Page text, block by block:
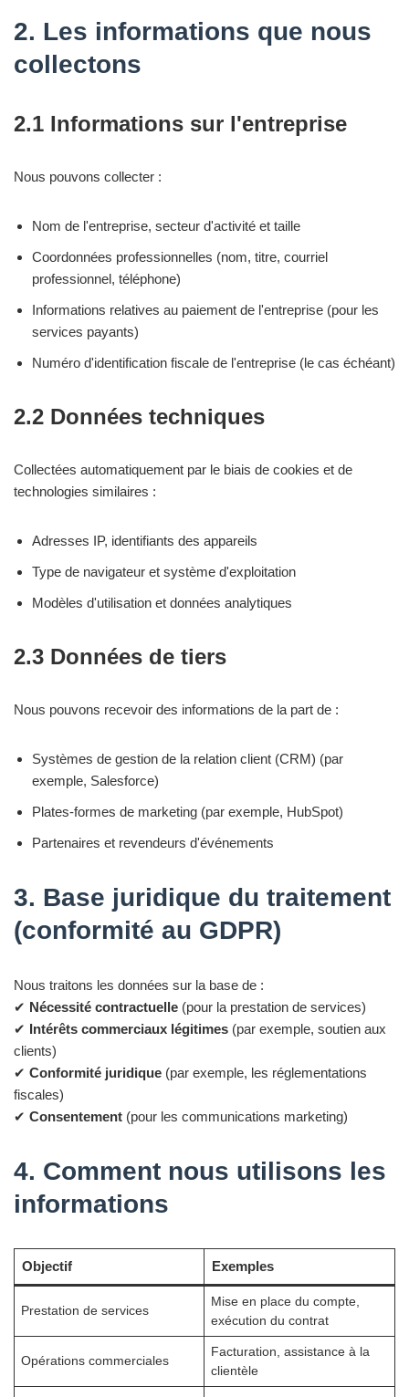
2. Les informations que nous
collectons
2.1 Informations sur l'entreprise
Nous pouvons collecter :
Nom de l'entreprise, secteur d'activité et taille
Coordonnées professionnelles (nom, titre, courriel
professionnel, téléphone)
Informations relatives au paiement de l'entreprise (pour les
services payants)
Numéro d'identification fiscale de l'entreprise (le cas échéant)
2.2 Données techniques
Collectées automatiquement par le biais de cookies et de
technologies similaires :
Adresses IP, identifiants des appareils
Type de navigateur et système d'exploitation
Modèles d'utilisation et données analytiques
2.3 Données de tiers
Nous pouvons recevoir des informations de la part de :
Systèmes de gestion de la relation client (CRM) (par
exemple, Salesforce)
Plates-formes de marketing (par exemple, HubSpot)
Partenaires et revendeurs d'événements
3. Base juridique du traitement
(conformité au GDPR)
Nous traitons les données sur la base de :
✔ Nécessité contractuelle (pour la prestation de services)
✔ Intérêts commerciaux légitimes (par exemple, soutien aux
clients)
✔ Conformité juridique (par exemple, les réglementations
fiscales)
✔ Consentement (pour les communications marketing)
4. Comment nous utilisons les
informations
Objectif Exemples
Prestation de services
Mise en place du compte,
exécution du contrat
Opérations commerciales
Facturation, assistance à la
clientèle